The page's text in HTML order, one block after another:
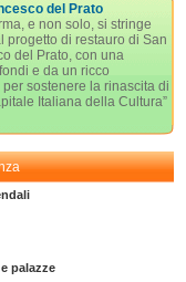
del Prato
e non solo, si stringe
progetto di restauro di San
del Prato, con una
e da un ricco
sostenere la rinascita di
Italiana della Cultura”
palazze